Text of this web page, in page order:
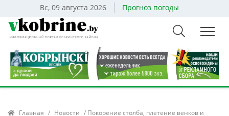
Вс, 09 августа 2026 Прогноз погоды
Главная / Новости / Покорение столба, плетение венков и